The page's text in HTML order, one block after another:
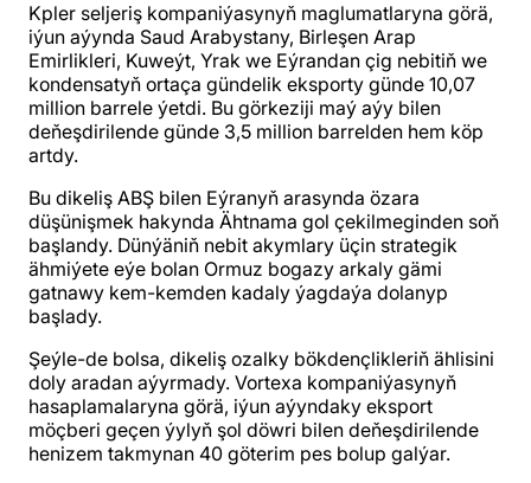
Kpler seljeriş kompaniýasynyň maglumatlaryna görä,
iýun aýynda Saud Arabystany, Birleşen Arap
Emirlikleri, Kuweýt, Yrak we Eýrandan çig nebitiň we
kondensatyň ortaça gündelik eksporty günde 10,07
million barrele ýetdi. Bu görkeziji maý aýy bilen
deňeşdirilende günde 3,5 million barrelden hem köp
artdy.
Bu dikeliş ABŞ bilen Eýranyň arasynda özara
düşünişmek hakynda Ähtnama gol çekilmeginden soň
başlandy. Dünýäniň nebit akymlary üçin strategik
ähmiýete eýe bolan Ormuz bogazy arkaly gämi
gatnawy kem-kemden kadaly ýagdaýa dolanyp
başlady.
Şeýle-de bolsa, dikeliş ozalky bökdençlikleriň ählisini
doly aradan aýyrmady. Vortexa kompaniýasynyň
hasaplamalaryna görä, iýun aýyndaky eksport
möçberi geçen ýylyň şol döwri bilen deňeşdirilende
henizem takmynan 40 göterim pes bolup galýar.